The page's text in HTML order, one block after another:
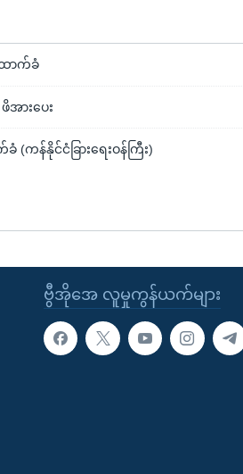
ောက်ခံ
အားပေး
ကန်နိုင်ငံခြားရေးဝန်ကြီး)
ဗွီအိုအေ လူမှုကွန်ယက်များ